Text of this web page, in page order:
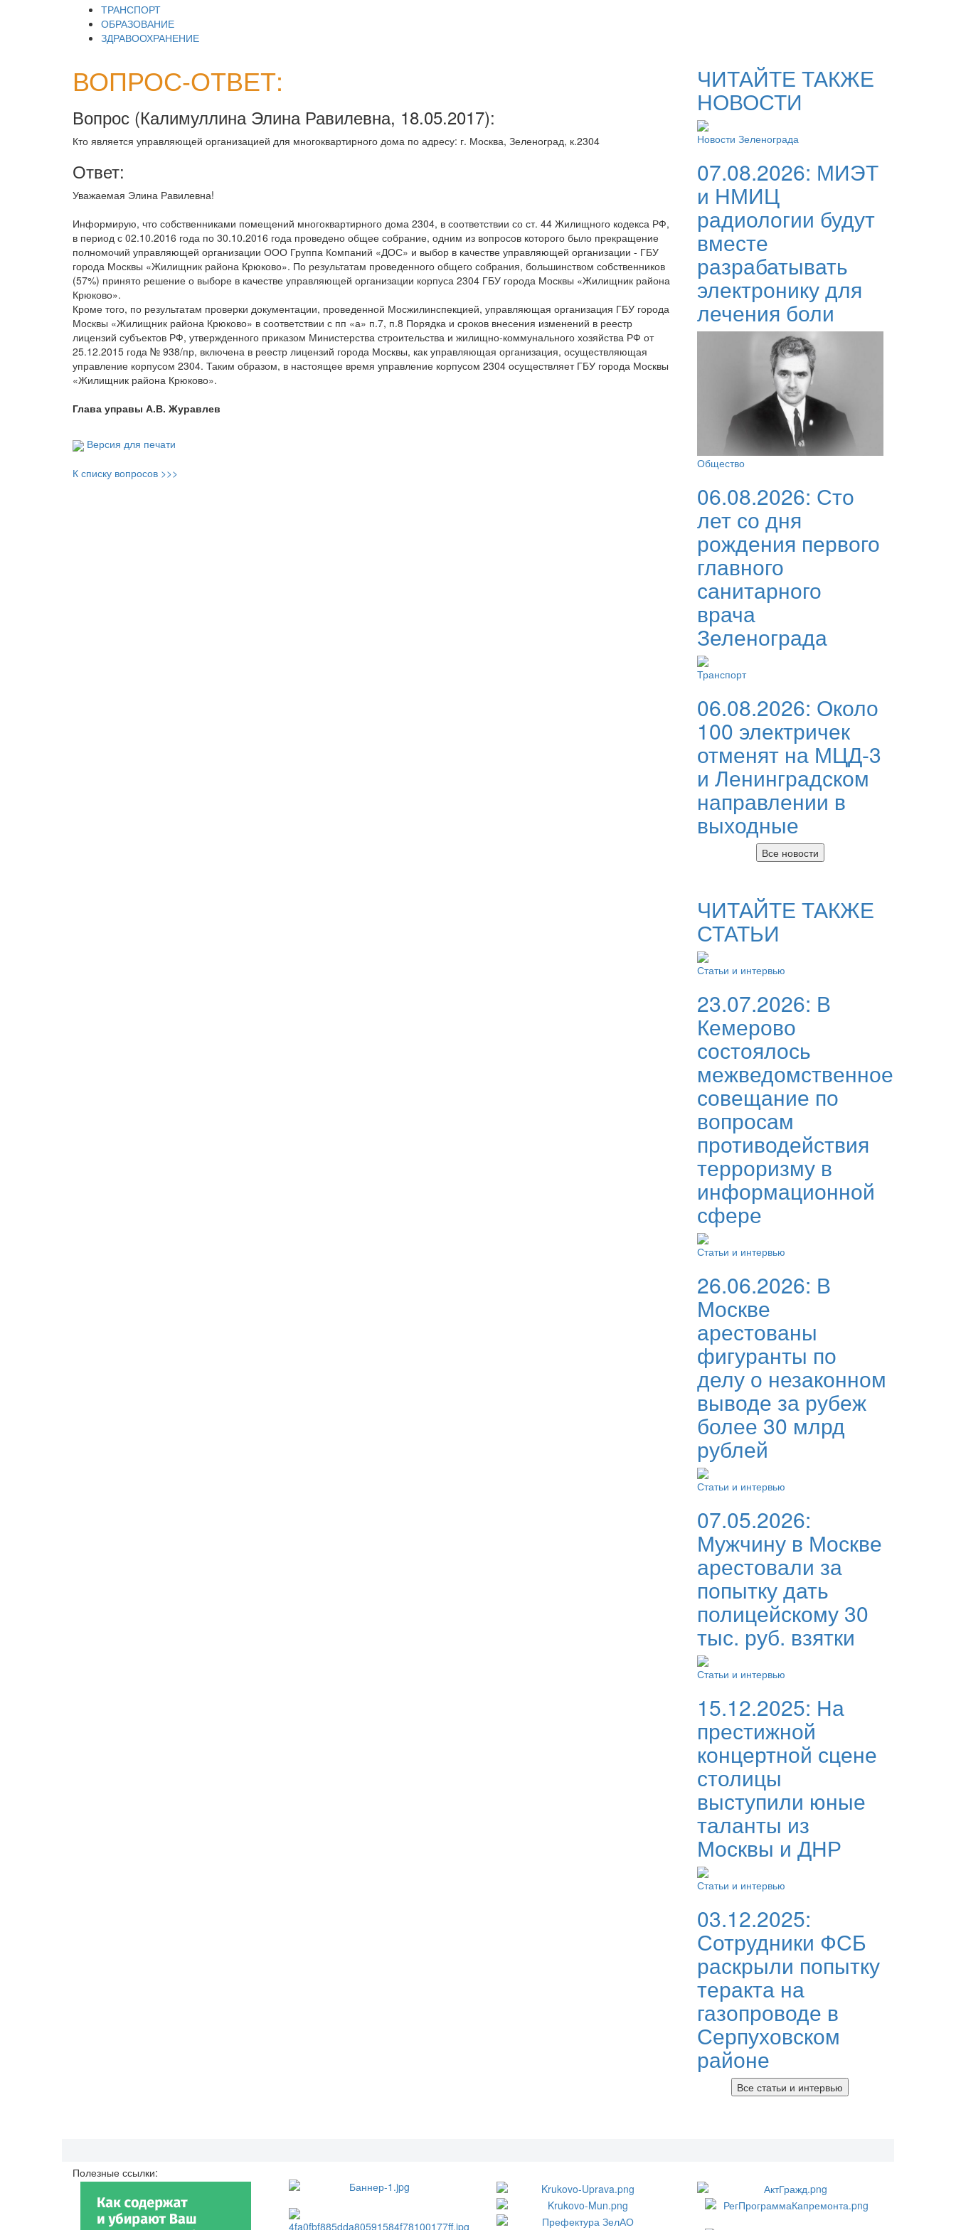
ТРАНСПОРТ
ОБРАЗОВАНИЕ
ЗДРАВООХРАНЕНИЕ
ВОПРОС-ОТВЕТ:
Вопрос (Калимуллина Элина Равилевна, 18.05.2017):
Кто является управляющей организацией для многоквартирного дома по адресу: г. Москва, Зеленоград, к.2304
Ответ:
Уважаемая Элина Равилевна!
Информирую, что собственниками помещений многоквартирного дома 2304, в соответствии со ст. 44 Жилищного кодекса РФ,
в период с 02.10.2016 года по 30.10.2016 года проведено общее собрание, одним из вопросов которого было прекращение
полномочий управляющей организации ООО Группа Компаний «ДОС» и выбор в качестве управляющей организации - ГБУ
города Москвы «Жилищник района Крюково». По результатам проведенного общего собрания, большинством собственников
(57%) принято решение о выборе в качестве управляющей организации корпуса 2304 ГБУ города Москвы «Жилищник района
Крюково».
Кроме того, по результатам проверки документации, проведенной Мосжилинспекцией, управляющая организация ГБУ города
Москвы «Жилищник района Крюково» в соответствии с пп «а» п.7, п.8 Порядка и сроков внесения изменений в реестр
лицензий субъектов РФ, утвержденного приказом Министерства строительства и жилищно-коммунального хозяйства РФ от
25.12.2015 года № 938/пр, включена в реестр лицензий города Москвы, как управляющая организация, осуществляющая
управление корпусом 2304. Таким образом, в настоящее время управление корпусом 2304 осуществляет ГБУ города Москвы
«Жилищник района Крюково».
Глава управы А.В. Журавлев
Версия для печати
К списку вопросов >>>
ЧИТАЙТЕ ТАКЖЕ
НОВОСТИ
Новости Зеленограда
07.08.2026: МИЭТ
и НМИЦ
радиологии будут
вместе
разрабатывать
электронику для
лечения боли
Общество
06.08.2026: Сто
лет со дня
рождения первого
главного
санитарного
врача
Зеленограда
Транспорт
06.08.2026: Около
100 электричек
отменят на МЦД-3
и Ленинградском
направлении в
выходные
Все новости
ЧИТАЙТЕ ТАКЖЕ
СТАТЬИ
Статьи и интервью
23.07.2026: В
Кемерово
состоялось
межведомственное
совещание по
вопросам
противодействия
терроризму в
информационной
сфере
Статьи и интервью
26.06.2026: В
Москве
арестованы
фигуранты по
делу о незаконном
выводе за рубеж
более 30 млрд
рублей
Статьи и интервью
07.05.2026:
Мужчину в Москве
арестовали за
попытку дать
полицейскому 30
тыс. руб. взятки
Статьи и интервью
15.12.2025: На
престижной
концертной сцене
столицы
выступили юные
таланты из
Москвы и ДНР
Статьи и интервью
03.12.2025:
Сотрудники ФСБ
раскрыли попытку
теракта на
газопроводе в
Серпуховском
районе
Все статьи и интервью
Полезные ссылки: